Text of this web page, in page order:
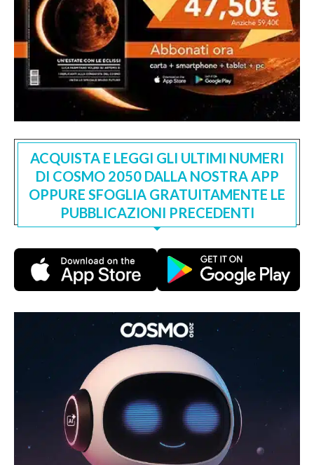
ACQUISTA E LEGGI GLI ULTIMI NUMERI
DI COSMO 2050 DALLA NOSTRA APP
OPPURE SFOGLIA GRATUITAMENTE LE
PUBBLICAZIONI PRECEDENTI